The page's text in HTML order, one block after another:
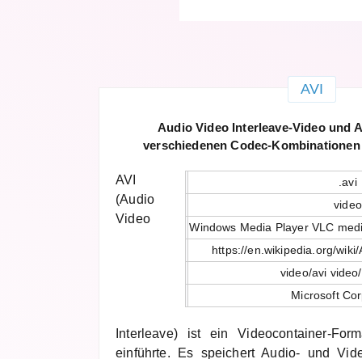
AVI
Audio Video Interleave-Video und
verschiedenen Codec-
.avi
video
Windows Media Player VLC
https://en.wikipedia.org/
video/avi
Microsoft
AVI
(Audio
Video
Interleave) ist ein Videocontainer-
einführte. Es speichert Audio- und